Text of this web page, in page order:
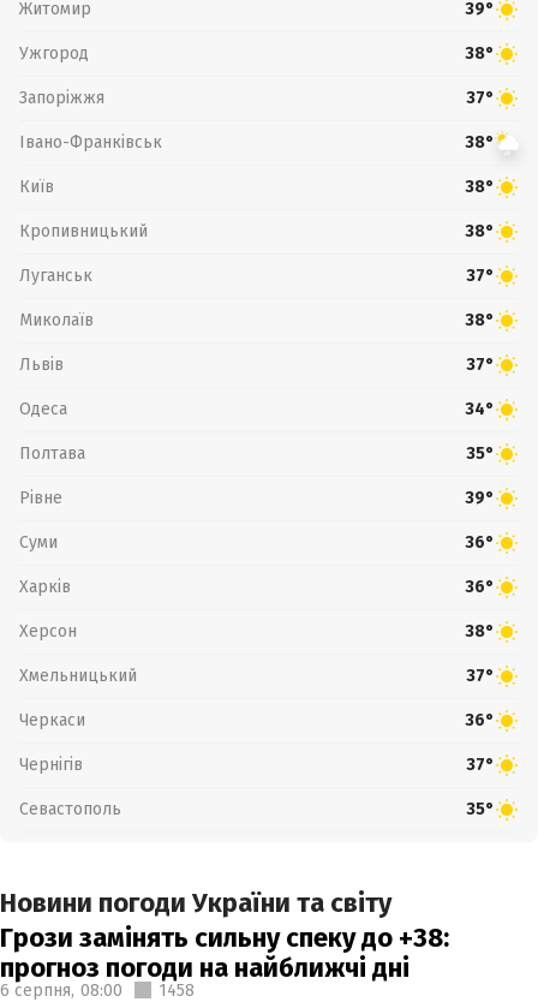
Житомир 39°
Ужгород 38°
Запоріжжя 37°
Івано-Франківськ 38°
Київ 38°
Кропивницький 38°
Луганськ 37°
Миколаїв 38°
Львів 37°
Одеса 34°
Полтава 35°
Рівне 39°
Суми 36°
Харків 36°
Херсон 38°
Хмельницький 37°
Черкаси 36°
Чернігів 37°
Севастополь 35°
Новини погоди України та світу
Грози замінять сильну спеку до +38:
прогноз погоди на найближчі дні
6 серпня, 08:00 1458